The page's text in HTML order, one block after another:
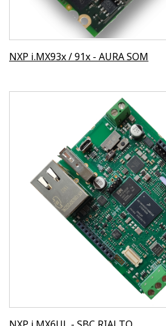
NXP i.MX93x / 91x - AURA SOM